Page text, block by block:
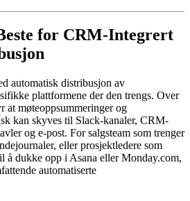
for CRM-Integrert
automatisk distribusjon av
plattformene der den trengs. Over
at møteoppsummeringer og
kan skyves til Slack-kanaler, CRM-
og e-post. For salgsteam som trenger
eller prosjektledere som
å dukke opp i Asana eller Monday.com,
automatiserte